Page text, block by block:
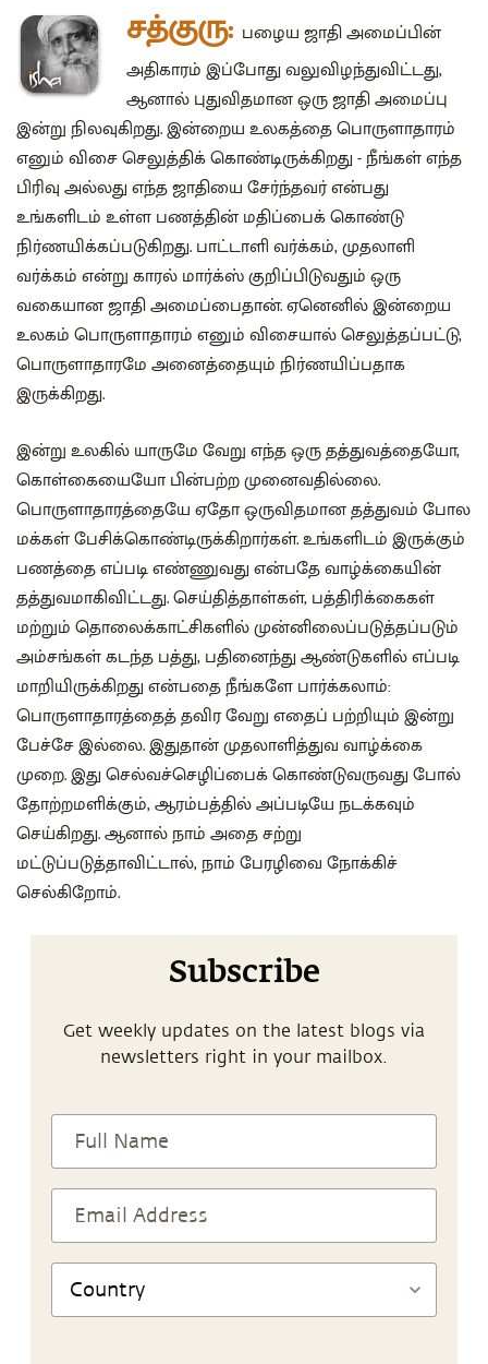
சத்குரு: பழைய ஜாதி அமைப்பின்
அதிகாரம் இப்போது வலுவிழந்துவிட்டது,
ஆனால் புதுவிதமான ஒரு ஜாதி அமைப்பு
இன்று நிலவுகிறது. இன்றைய உலகத்தை பொருளாதாரம்
எனும் விசை செலுத்திக் கொண்டிருக்கிறது - நீங்கள் எந்த
பிரிவு அல்லது எந்த ஜாதியை சேர்ந்தவர் என்பது
உங்களிடம் உள்ள பணத்தின் மதிப்பைக் கொண்டு
நிர்ணயிக்கப்படுகிறது. பாட்டாளி வர்க்கம், முதலாளி
வர்க்கம் என்று காரல் மார்க்ஸ் குறிப்பிடுவதும் ஒரு
வகையான ஜாதி அமைப்பைதான். ஏனெனில் இன்றைய
உலகம் பொருளாதாரம் எனும் விசையால் செலுத்தப்பட்டு,
பொருளாதாரமே அனைத்தையும் நிர்ணயிப்பதாக
இருக்கிறது.
இன்று உலகில் யாருமே வேறு எந்த ஒரு தத்துவத்தையோ,
கொள்கையையோ பின்பற்ற முனைவதில்லை.
பொருளாதாரத்தையே ஏதோ ஒருவிதமான தத்துவம் போல
மக்கள் பேசிக்கொண்டிருக்கிறார்கள். உங்களிடம் இருக்கும்
பணத்தை எப்படி எண்ணுவது என்பதே வாழ்க்கையின்
தத்துவமாகிவிட்டது. செய்தித்தாள்கள், பத்திரிக்கைகள்
மற்றும் தொலைக்காட்சிகளில் முன்னிலைப்படுத்தப்படும்
அம்சங்கள் கடந்த பத்து, பதினைந்து ஆண்டுகளில் எப்படி
மாறியிருக்கிறது என்பதை நீங்களே பார்க்கலாம்:
பொருளாதாரத்தைத் தவிர வேறு எதைப் பற்றியும் இன்று
பேச்சே இல்லை. இதுதான் முதலாளித்துவ வாழ்க்கை
முறை. இது செல்வச்செழிப்பைக் கொண்டுவருவது போல்
தோற்றமளிக்கும், ஆரம்பத்தில் அப்படியே நடக்கவும்
செய்கிறது. ஆனால் நாம் அதை சற்று
மட்டுப்படுத்தாவிட்டால், நாம் பேரழிவை நோக்கிச்
செல்கிறோம்.
Subscribe
Get weekly updates on the latest blogs via
newsletters right in your mailbox.